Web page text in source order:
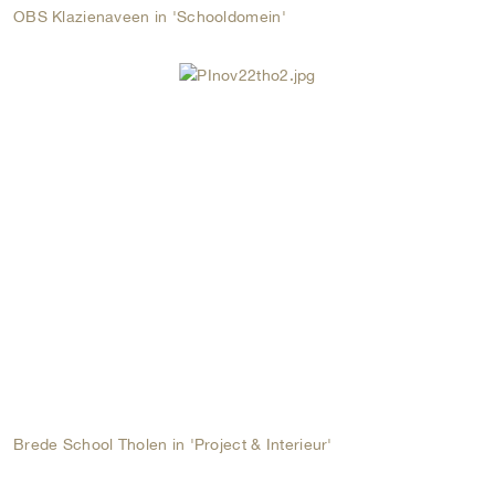
OBS Klazienaveen in 'Schooldomein'
Brede School Tholen in 'Project & Interieur'